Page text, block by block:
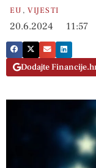
EU ,VIJESTI
20.6.2024 11:57
Dodajte